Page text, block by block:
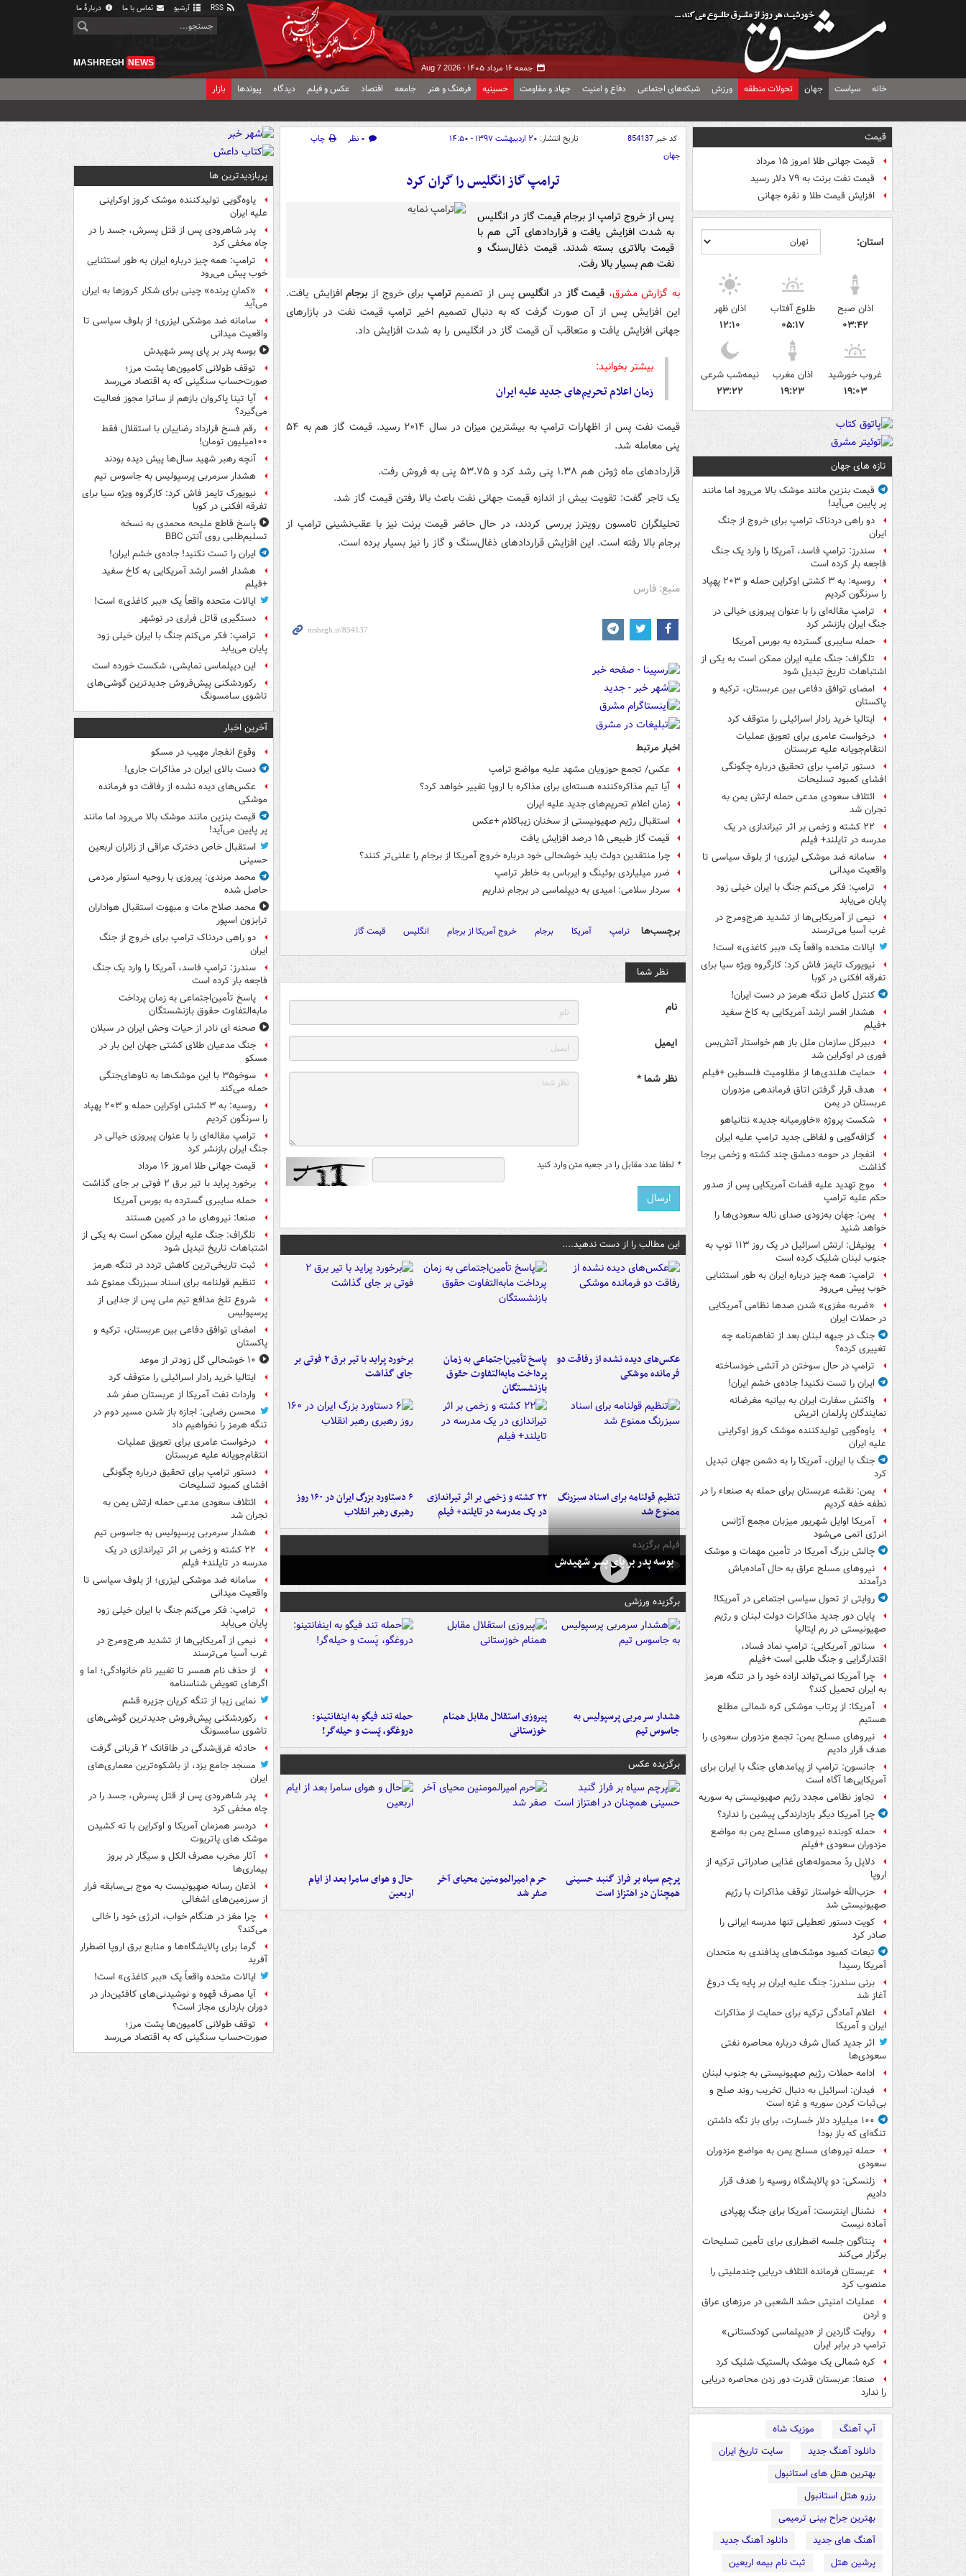
آرشیو تماس با ما دربارهٔ ما
جمعه ۱۶ مرداد ۱۴۰۵ - Aug 7 2026
MASHREGH NEWS
خانه سیاست جهان تحولات منطقه ورزش شبکه‌های اجتماعی دفاع و امنیت جهاد و مقاومت حسینیه فرهنگ و هنر جامعه اقتصاد عکس و فیلم دیدگاه پیوندها بازار
قیمت
قیمت جهانی طلا امروز ۱۵ مرداد
قیمت نفت برنت به ۷۹ دلار رسید
افزایش قیمت طلا و نقره جهانی
استان:
اذان صبح
۰۳:۴۲
طلوع آفتاب
۰۵:۱۷
اذان ظهر
۱۲:۱۰
غروب خورشید
۱۹:۰۳
اذان مغرب
۱۹:۲۳
نیمه‌شب شرعی
۲۳:۲۲
تازه های جهان
قیمت بنزین مانند موشک بالا می‌رود اما مانند
پر پایین می‌آید!
دو راهی دردناک ترامپ برای خروج از جنگ
ایران
سندرز: ترامپ فاسد، آمریکا را وارد یک جنگ
فاجعه بار کرده است
روسیه: به ۳ کشتی اوکراین حمله و ۲۰۳ پهپاد
را سرنگون کردیم
ترامپ مقاله‌ای را با عنوان پیروزی خیالی در
جنگ ایران بازنشر کرد
حمله سایبری گسترده به بورس آمریکا
تلگراف: جنگ علیه ایران ممکن است به یکی از
اشتباهات تاریخ تبدیل شود
امضای توافق دفاعی بین عربستان، ترکیه و
پاکستان
ایتالیا خرید رادار اسرائیلی را متوقف کرد
درخواست عامری برای تعویق عملیات
انتقام‌جویانه علیه عربستان
دستور ترامپ برای تحقیق درباره چگونگی
افشای کمبود تسلیحات
ائتلاف سعودی مدعی حمله ارتش یمن به
نجران شد
۲۲ کشته و زخمی بر اثر تیراندازی در یک
مدرسه در تایلند+ فیلم
سامانه ضد موشکی لیزری؛ از بلوف سیاسی تا
واقعیت میدانی
ترامپ: فکر می‌کنم جنگ با ایران خیلی زود
پایان می‌یابد
نیمی از آمریکایی‌ها از تشدید هرج‌ومرج در
غرب آسیا می‌ترسند
ایالات متحده واقعاً یک «ببر کاغذی» است!
نیویورک تایمز فاش کرد: کارگروه ویژه سیا برای
تفرقه افکنی در کوبا
کنترل کامل تنگه هرمز در دست ایران!
هشدار افسر ارشد آمریکایی به کاخ سفید
+فیلم
دبیرکل سازمان ملل باز هم خواستار آتش‌بس
فوری در اوکراین شد
حمایت هلندی‌ها از مظلومیت فلسطین +فیلم
هدف قرار گرفتن اتاق‌ فرماندهی مزدوران
عربستان در یمن
شکست پروژه «خاورمیانه جدید» نتانیاهو
گزافه‌گویی و لفاظی جدید ترامپ علیه ایران
انفجار در حومه دمشق چند کشته و زخمی برجا
گذاشت
موج تهدید علیه قضات آمریکایی پس از صدور
حکم علیه ترامپ
یمن: جهان به‌زودی صدای ناله سعودی‌ها را
خواهد شنید
یونیفل: ارتش اسرائیل در یک روز ۱۱۳ توپ به
جنوب لبنان شلیک کرده است
ترامپ: همه چیز درباره ایران به طور استثنایی
خوب پیش می‌رود
«ضربه مغزی» شدن صدها نظامی آمریکایی
در حملات ایران
جنگ در جبهه لبنان بعد از تفاهم‌نامه چه
تغییری کرده؟
ترامپ در حال سوختن در آتشی خودساخته
ایران را تست نکنید! جاده‌ی خشم ایران!
واکنش سفارت ایران به بیانیه مغرضانه
نمایندگان پارلمان اتریش
یاوه‌گویی تولیدکننده موشک کروز اوکراینی
علیه ایران
جنگ با ایران، آمریکا را به دشمن جهان تبدیل
کرد
یمن: نقشه عربستان برای حمله به صنعاء را در
نطفه خفه کردیم
آمریکا اوایل شهریور میزبان مجمع آژانس
انرژی اتمی می‌شود
چالش بزرگ آمریکا در تأمین مهمات و موشک
نیروهای مسلح عراق به حال آماده‌باش
درآمدند
روایتی از تحول سیاسی اجتماعی در آمریکا!
پایان دور جدید مذاکرات دولت لبنان و رژیم
صهیونیستی در رم ایتالیا
سناتور آمریکایی: ترامپ نماد فساد،
اقتدارگرایی و جنگ طلبی است +فیلم
چرا آمریکا نمی‌تواند اراده خود را در تنگه هرمز
به ایران تحمیل کند؟
آمریکا: از پرتاب موشکی کره شمالی مطلع
هستیم
نیروهای مسلح یمن: تجمع مزدوران سعودی را
هدف قرار دادیم
جانسون: ترامپ از پیامدهای جنگ با ایران برای
آمریکایی‌ها آگاه است
تجاوز نظامی مجدد رژیم صهیونیستی به سوریه
چرا آمریکا دیگر بازدارندگی پیشین را ندارد؟
حمله کوبنده نیروهای مسلح یمن به مواضع
مزدوران سعودی +فیلم
دلایل ردّ محموله‌های غذایی صادراتی ترکیه از
اروپا
حزب‌الله خواستار توقف مذاکرات با رژیم
صهیونیستی شد
کویت دستور تعطیلی تنها مدرسه ایرانی را
صادر کرد
تبعات کمبود موشک‌های پدافندی به متحدان
آمریکا رسید!
برنی سندرز: جنگ علیه ایران بر پایه یک دروغ
آغاز شد
اعلام آمادگی ترکیه برای حمایت از مذاکرات
ایران و آمریکا
اثر جدید کمال شرف درباره محاصره نفتی
سعودی‌ها
ادامه حملات رژیم صهیونیستی به جنوب لبنان
فیدان: اسرائیل به دنبال تخریب روند صلح و
بی‌ثبات کردن سوریه و غزه است
۱۰۰ میلیارد دلار خسارت، برای باز نگه داشتن
تنگه‌ای که باز بود!
حمله نیروهای مسلح یمن به مواضع مزدوران
سعودی
زلنسکی: دو پالایشگاه روسیه را هدف قرار
دادیم
نشنال اینترست: آمریکا برای جنگ پهپادی
آماده نیست
پنتاگون جلسه اضطراری برای تأمین تسلیحات
برگزار می‌کند
عربستان فرمانده ائتلاف دریایی چندملیتی را
منصوب کرد
عملیات امنیتی حشد الشعبی در مرزهای عراق
و اردن
روایت گاردین از «دیپلماسی کودکستانی»
ترامپ در برابر ایران
کره شمالی یک موشک بالستیک شلیک کرد
صنعا: عربستان قدرت دور زدن محاصره دریایی
را ندارد
آپ آهنگ
موزیک شاه
دانلود آهنگ جدید
سایت تاریخ ایران
بهترین هتل های استانبول
رزرو هتل استانبول
بهترین جراح بینی ترمیمی
آهنگ های جدید
دانلود آهنگ جدید
پرشین هتل
ثبت نام بیمه اربعین
کد خبر854137 تاریخ انتشار: ۲۰ اردیبهشت ۱۳۹۷ - ۱۴:۵۰ ۰ نظر
چاپ
جهان
ترامپ گاز انگلیس را گران کرد
پس از خروج ترامپ از برجام قیمت گاز در انگلیس
به شدت افزایش یافت و قراردادهای آتی هم با
قیمت بالاتری بسته شدند. قیمت ذغال‌سنگ و
نفت هم بسیار بالا رفت.
به گزارش مشرق، قیمت گاز در انگلیس پس از تصمیمترامپ برای خروج از برجامافزایش یافت.
این افزایش پس از آن صورت گرفت که به دنبال تصمیم اخیر ترامپ قیمت نفت در بازارهای
جهانی افزایش یافت و متعاقب آن قیمت گاز در انگلیس را به شدت افزایش داد.
بیشتر بخوانید:
زمان اعلام تحریم‌های جدید علیه ایران
قیمت نفت پس از اظهارات ترامپ به بیشترین میزان در سال ۲۰۱۴ رسید. قیمت گاز هم به ۵۴
پنی معامله شد.
قراردادهای ماه ژوئن هم ۱.۳۸ پنی رشد کرد و ۵۳.۷۵ پنی به فروش رفت.
یک تاجر گفت: تقویت بیش از اندازه قیمت جهانی نفت باعث بالا رفتن قیمت گاز شد.
تحلیلگران تامسون رویترز بررسی کردند، در حال حاضر قیمت برنت نیز با عقب‌نشینی ترامپ از
برجام بالا رفته است. این افزایش قراردادهای ذغال‌سنگ و گاز را نیز بسیار برده است.
منبع: فارس
اخبار مرتبط
عکس/ تجمع حوزویان مشهد علیه مواضع ترامپ
آیا تیم مذاکره‌کننده هسته‌ای برای مذاکره با اروپا تغییر خواهد کرد؟
زمان اعلام تحریم‌های جدید علیه ایران
استقبال رژیم صهیونیستی از سخنان زیباکلام +عکس
قیمت گاز طبیعی ۱۵ درصد افزایش یافت
چرا منتقدین دولت باید خوشحالی خود درباره خروج آمریکا از برجام را علنی‌تر کنند؟
ضرر میلیاردی بوئینگ و ایرباس به خاطر ترامپ
سردار سلامی: امیدی به دیپلماسی در برجام نداریم
برچسب‌ها ترامپ آمریکا برجام خروج آمریکا از برجام انگلیس قیمت گاز
نظر شما
نام
ایمیل
نظر شما *
* لطفا عدد مقابل را در جعبه متن وارد کنید
این مطالب را از دست ندهید....
عکس‌های دیده نشده از رفاقت دو
فرمانده‌ موشکی
پاسخ تأمین‌اجتماعی به زمان
پرداخت مابه‌التفاوت حقوق
بازنشستگان
برخورد پراید با تیر برق ۲ فوتی بر
جای گذاشت
تنظیم قولنامه برای اسناد سبزرنگ
ممنوع شد
۲۲ کشته و زخمی بر اثر تیراندازی
در یک مدرسه در تایلند+ فیلم
۶ دستاورد بزرگ ایران در ۱۶۰ روز
رهبری رهبر انقلاب
فیلم برگزیده
بوسه‌ پدر بر پای پسر شهیدش
برگزیده ورزشی
هشدار سرمربی پرسپولیس به
جاسوس تیم
پیروزی استقلال مقابل همنام
خوزستانی
حمله تند فیگو به اینفانتینو:
دروغگو، پَست‌ و حیله‌گر!
برگزیده عکس
پرچم سیاه بر فراز گنبد حسینی
همچنان در اهتزاز است
حرم امیرالمومنین محیای آخر
صفر شد
حال و هوای سامرا بعد از ایام
اربعین
پربازدیدترین ها
یاوه‌گویی تولیدکننده موشک کروز اوکراینی
علیه ایران
پدر شاهرودی پس از قتل پسرش، جسد را در
چاه مخفی کرد
ترامپ: همه چیز درباره ایران به طور استثنایی
خوب پیش می‌رود
«کمانِ پرنده» چینی برای شکار کروزها به ایران
می‌آید
سامانه ضد موشکی لیزری؛ از بلوف سیاسی تا
واقعیت میدانی
بوسه‌ پدر بر پای پسر شهیدش
توقف طولانی کامیون‌ها پشت مرز؛
صورت‌حساب سنگینی که به اقتصاد می‌رسد
آیا تینا پاکروان بازهم از ساترا مجوز فعالیت
می‌گیرد؟
رقم فسخ قرارداد رضاییان با استقلال فقط
۱۰۰میلیون تومان!
آنچه رهبر شهید سال‌ها پیش دیده بودند
هشدار سرمربی پرسپولیس به جاسوس تیم
نیویورک تایمز فاش کرد: کارگروه ویژه سیا برای
تفرقه افکنی در کوبا
پاسخ قاطع ملیحه محمدی به نسخه
تسلیم‌طلبی روی آنتن BBC
ایران را تست نکنید! جاده‌ی خشم ایران!
هشدار افسر ارشد آمریکایی به کاخ سفید
+فیلم
ایالات متحده واقعاً یک «ببر کاغذی» است!
دستگیری قاتل فراری در نوشهر
ترامپ: فکر می‌کنم جنگ با ایران خیلی زود
پایان می‌یابد
این دیپلماسی نمایشی، شکست خورده است
رکوردشکنی پیش‌فروش جدیدترین گوشی‌های
تاشوی سامسونگ
آخرین اخبار
وقوع انفجار مهیب در مسکو
دست بالای ایران در مذاکرات جاری!
عکس‌های دیده نشده از رفاقت دو فرمانده‌
موشکی
قیمت بنزین مانند موشک بالا می‌رود اما مانند
پر پایین می‌آید!
استقبال خاص دخترک عراقی از زائران اربعین
حسینی
محمد مرندی: پیروزی با روحیه استوار مردمی
حاصل شده
محمد صلاح مات و مبهوت استقبال هواداران
ترابزون اسپور
دو راهی دردناک ترامپ برای خروج از جنگ
ایران
سندرز: ترامپ فاسد، آمریکا را وارد یک جنگ
فاجعه بار کرده است
پاسخ تأمین‌اجتماعی به زمان پرداخت
مابه‌التفاوت حقوق بازنشستگان
صحنه ای نادر از حیات وحش ایران در سبلان
جنگ مدعیان طلای کشتی جهان این بار در
مسکو
سوخو۳۵ با این موشک‌ها به ناوهای‌جنگی
حمله می‌کند
روسیه: به ۳ کشتی اوکراین حمله و ۲۰۳ پهپاد
را سرنگون کردیم
ترامپ مقاله‌ای را با عنوان پیروزی خیالی در
جنگ ایران بازنشر کرد
قیمت جهانی طلا امروز ۱۶ مرداد
برخورد پراید با تیر برق ۲ فوتی بر جای گذاشت
حمله سایبری گسترده به بورس آمریکا
صنعا: نیروهای ما در کمین‌ هستند
تلگراف: جنگ علیه ایران ممکن است به یکی از
اشتباهات تاریخ تبدیل شود
ثبت تاریخی‌ترین کاهش تردد در تنگه هرمز
تنظیم قولنامه برای اسناد سبزرنگ ممنوع شد
شروع تلخ مدافع تیم ملی پس از جدایی از
پرسپولیس
امضای توافق دفاعی بین عربستان، ترکیه و
پاکستان
۱۰ خوشحالی گل زودتر از موعد
ایتالیا خرید رادار اسرائیلی را متوقف کرد
واردات نفت آمریکا از عربستان صفر شد
محسن رضایی: اجازه باز شدن مسیر دوم در
تنگه هرمز را نخواهیم داد
درخواست عامری برای تعویق عملیات
انتقام‌جویانه علیه عربستان
دستور ترامپ برای تحقیق درباره چگونگی
افشای کمبود تسلیحات
ائتلاف سعودی مدعی حمله ارتش یمن به
نجران شد
هشدار سرمربی پرسپولیس به جاسوس تیم
۲۲ کشته و زخمی بر اثر تیراندازی در یک
مدرسه در تایلند+ فیلم
سامانه ضد موشکی لیزری؛ از بلوف سیاسی تا
واقعیت میدانی
ترامپ: فکر می‌کنم جنگ با ایران خیلی زود
پایان می‌یابد
نیمی از آمریکایی‌ها از تشدید هرج‌ومرج در
غرب آسیا می‌ترسند
از حذف نام همسر تا تغییر نام خانوادگی؛ اما و
اگرهای تعویض شناسنامه
نمایی زیبا از تنگه کریان جزیره قشم
رکوردشکنی پیش‌فروش جدیدترین گوشی‌های
تاشوی سامسونگ
حادثه غرق‌شدگی در طاقانک ۲ قربانی گرفت
مسجد جامع یزد، از باشکوه‌ترین معماری‌های
ایران
پدر شاهرودی پس از قتل پسرش، جسد را در
چاه مخفی کرد
دردسر همزمان آمریکا و اوکراین با ته کشیدن
موشک های پاتریوت
آثار مخرب مصرف الکل و سیگار در بروز
بیماری‌ها
اذعان رسانه صهیونیست به موج بی‌سابقه فرار
از سرزمین‌های اشغالی
چرا مغز در هنگام خواب، انرژی خود را خالی
می‌کند؟
گرما برای پالایشگاه‌ها و منابع برق اروپا اضطرار
آفرید
ایالات متحده واقعاً یک «ببر کاغذی» است!
آیا مصرف قهوه و نوشیدنی‌های کافئین‌دار در
دوران بارداری مجاز است؟
توقف طولانی کامیون‌ها پشت مرز؛
صورت‌حساب سنگینی که به اقتصاد می‌رسد